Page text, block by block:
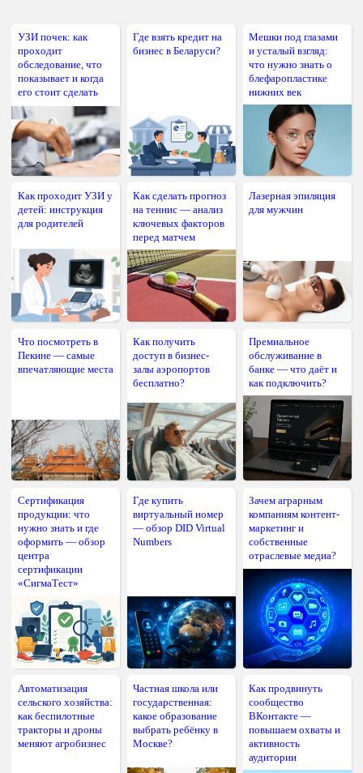
УЗИ почек: как
проходит
обследование, что
показывает и когда
его стоит сделать
Где взять кредит на
бизнес в Беларуси?
Мешки под глазами
и усталый взгляд:
что нужно знать о
блефаропластике
нижних век
Как проходит УЗИ у
детей: инструкция
для родителей
Как сделать прогноз
на теннис — анализ
ключевых факторов
перед матчем
Лазерная эпиляция
для мужчин
Что посмотреть в
Пекине — самые
впечатляющие места
Как получить
доступ в бизнес-
залы аэропортов
бесплатно?
Премиальное
обслуживание в
банке — что даёт и
как подключить?
Сертификация
продукции: что
нужно знать и где
оформить — обзор
центра
сертификации
«СигмаТест»
Где купить
виртуальный номер
— обзор DID Virtual
Numbers
Зачем аграрным
компаниям контент-
маркетинг и
собственные
отраслевые медиа?
Автоматизация
сельского хозяйства:
как беспилотные
тракторы и дроны
меняют агробизнес
Частная школа или
государственная:
какое образование
выбрать ребёнку в
Москве?
Как продвинуть
сообщество
ВКонтакте —
повышаем охваты и
активность
аудитории